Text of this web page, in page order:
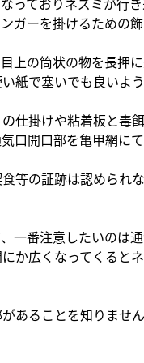
ガーを掛けるための
上の筒状の物を長押
紙で塞いでも良いよ
仕掛けや粘着板と毒
口開口部を亀甲網に
等の証跡は認められ
一番注意したいのは
か広くなってくると
あることを知りませ